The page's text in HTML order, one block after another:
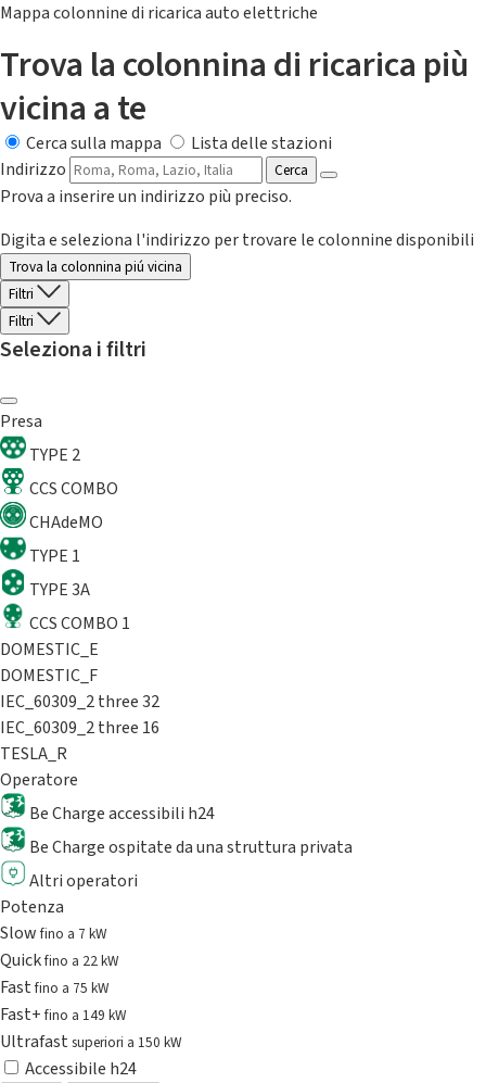
Mappa colonnine di ricarica auto elettriche
Trova la colonnina di ricarica più
vicina a te
Cerca sulla mappa
Lista delle stazioni
Indirizzo
Cerca
Prova a inserire un indirizzo più preciso.
Digita e seleziona l'indirizzo per trovare le colonnine disponibili
Trova la colonnina piú vicina
Filtri
Filtri
Seleziona i filtri
Presa
TYPE 2
CCS COMBO
CHAdeMO
TYPE 1
TYPE 3A
CCS COMBO 1
DOMESTIC_E
DOMESTIC_F
IEC_60309_2 three 32
IEC_60309_2 three 16
TESLA_R
Operatore
Be Charge accessibili h24
Be Charge ospitate da una struttura privata
Altri operatori
Potenza
Slowfino a 7 kW
Quickfino a 22 kW
Fastfino a 75 kW
Fast+fino a 149 kW
Ultrafast superiori a 150 kW
Accessibile h24